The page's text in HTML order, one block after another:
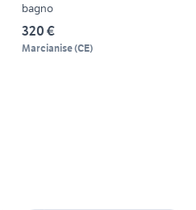
bagno
320 €
Marcianise(CE)